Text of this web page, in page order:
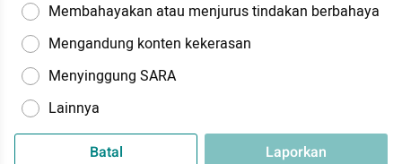
Membahayakan atau menjurus tindakan berbahaya
Mengandung konten kekerasan
Menyinggung SARA
Lainnya
Batal Laporkan